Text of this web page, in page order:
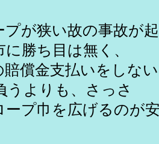
狭い故の事故が起
勝ち目は無く、
支払いをしない
うよりも、さっさ
を広げるのが安